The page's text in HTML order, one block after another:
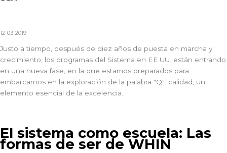
12-03-2019
Justo a tiempo, después de diez años de puesta en marcha y
crecimiento, los programas del Sistema en EE.UU. están entrando
en una nueva fase, en la que estamos preparados para
embarcarnos en la exploración de la palabra "Q": calidad, un
elemento esencial de la excelencia.
El sistema como escuela: Las
formas de ser de WHIN